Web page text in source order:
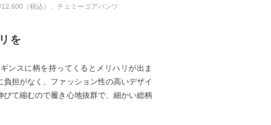
（税込）、チュミーコアパンツ
を
ンスに柄を持ってくるとメリハリが出ま
担がなく、ファッション性の高いデザイ
て縮むので履き心地抜群で、細かい総柄